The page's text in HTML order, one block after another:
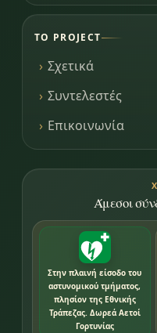
ΤΟ PROJECT
Σχετικά
Συντελεστές
Επικοινωνία
Άμεσοι
Στην πλαινή είσοδο του
αστυνομικού τμήματος,
πλησίον της Εθνικής
Τράπεζας. Δωρεά Αετοί
Γορτυνίας